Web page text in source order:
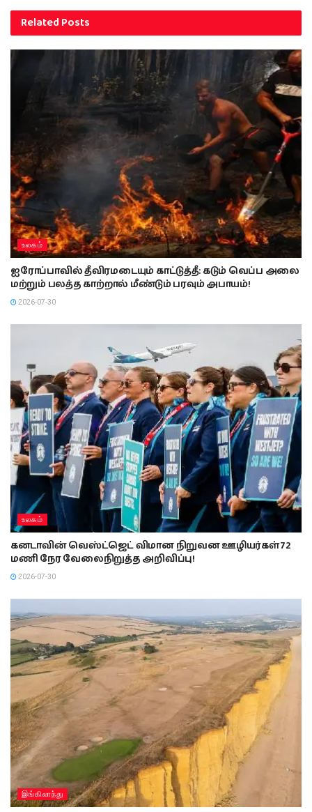
RelatedPosts
உலகம்
ஐரோப்பாவில் தீவிரமடையும் காட்டுத்தீ: கடும் வெப்ப அலை
மற்றும் பலத்த காற்றால் மீண்டும் பரவும் அபாயம்!
2026-07-30
உலகம்
கனடாவின் வெஸ்ட்ஜெட் விமான நிறுவன ஊழியர்கள் 72
மணி நேர வேலைநிறுத்த அறிவிப்பு!
2026-07-30
இங்கிலாந்து